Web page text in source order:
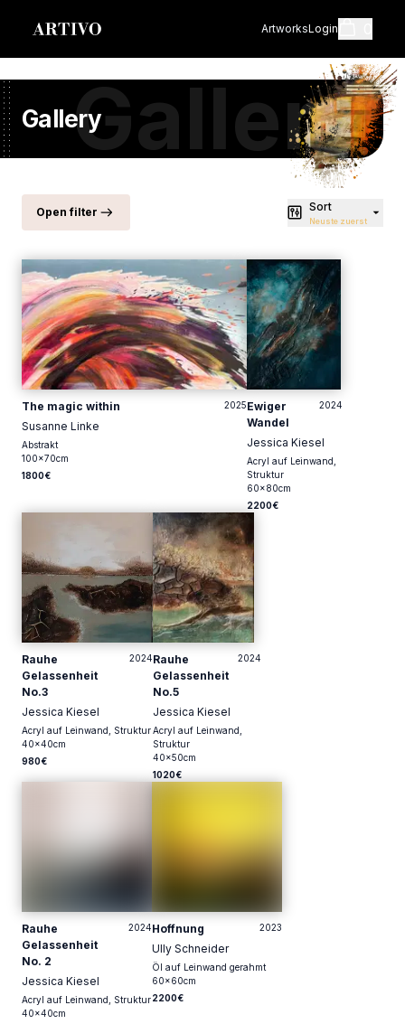
ArtworksLogin
Cart
Shopping cart
Gallery
Gallery
Style
Floral
Figurativ
Naturalistisch
Technique
Acryl & Tinte auf Leinwand
Öl auf Leinwand
Mixed Media auf Leinwand
Price
200 €
Open filter Sort
Neuste zuerst
The magic within 2025
Susanne Linke
Abstrakt
100x70cm
1800€
Ewiger
Wandel
2024
Jessica Kiesel
Acryl auf Leinwand,
Struktur
60x80cm
2200€
Rauhe
Gelassenheit
No.3
2024
Jessica Kiesel
Acryl auf Leinwand, Struktur
40x40cm
980€
Rauhe
Gelassenheit
No.5
2024
Jessica Kiesel
Acryl auf Leinwand,
Struktur
40x50cm
1020€
Rauhe
Gelassenheit
No. 2
2024
Jessica Kiesel
Acryl auf Leinwand, Struktur
40x40cm
Hoffnung 2023
Ully Schneider
Öl auf Leinwand gerahmt
60x60cm
2200€